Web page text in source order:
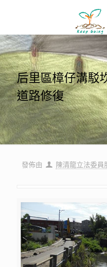
后里區樟仔溝駁
道路修復
發佈由 陳清龍立法委員